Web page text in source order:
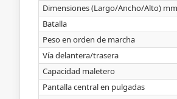
Dimensiones (Largo/Ancho/Alto) mm
Batalla
Peso en orden de marcha
Vía delantera/trasera
Capacidad maletero
Pantalla central en pulgadas